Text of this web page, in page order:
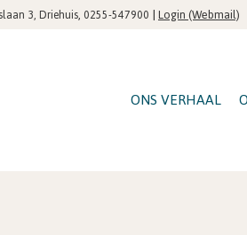
3, Driehuis, 0255-547900 |Login (Webmail)
ONS VERHAAL